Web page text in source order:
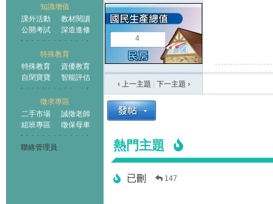
知識增值
課外活動
教材閱讀
公開考試
深造進修
特殊教育
特殊教育
資優教育
自閉寶寶
智能評估
徵求專區
二手市場
誠徵老師
組班專區
徵保母車
聯絡管理員
4
‹ 上一主題 下一主題 ›
熱門主題
已刪 147